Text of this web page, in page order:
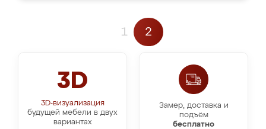
1 2
3D
3D-визуализация
будущей мебели в двух
вариантах
Замер, доставка и
подъём
бесплатно